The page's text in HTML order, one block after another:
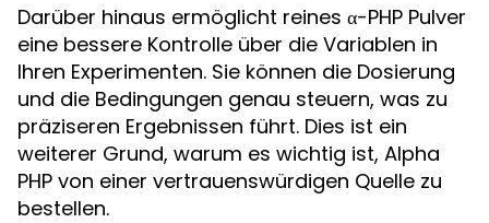
Darüber hinaus ermöglicht reines α-PHP Pulver
eine bessere Kontrolle über die Variablen in
Ihren Experimenten. Sie können die Dosierung
und die Bedingungen genau steuern, was zu
präziseren Ergebnissen führt. Dies ist ein
weiterer Grund, warum es wichtig ist, Alpha
PHP von einer vertrauenswürdigen Quelle zu
bestellen.